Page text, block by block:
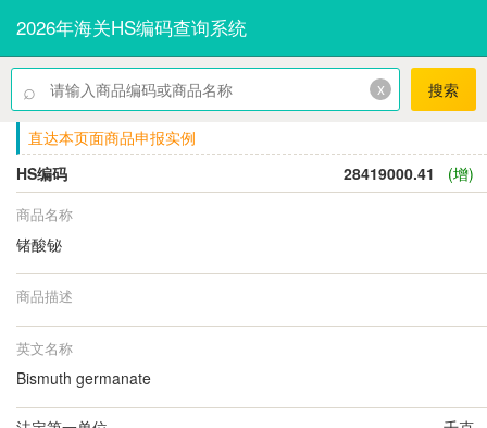
2026年海关HS编码查询系统
⌕ x 搜索
直达本页面商品申报实例
HS编码
28419000.41 (增)
商品名称
锗酸铋
商品描述
英文名称
Bismuth germanate